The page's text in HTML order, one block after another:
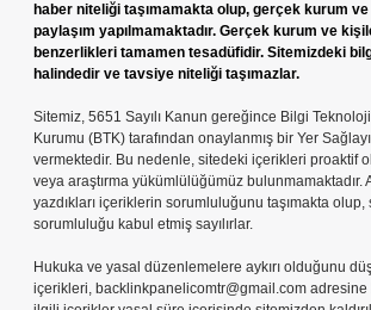
haber niteliği taşımamakta olup, gerçek kurum
paylaşım yapılmamaktadır. Gerçek kurum ve
benzerlikleri tamamen tesadüfidir. Sitemizdeki
halindedir ve tavsiye niteliği taşımazlar.
Sitemiz, 5651 Sayılı Kanun gereğince Bilgi
Kurumu (BTK) tarafından onaylanmış bir Yer
vermektedir. Bu nedenle, sitedeki içerikleri proaktif
veya araştırma yükümlülüğümüz bulunmamaktadır.
yazdıkları içeriklerin sorumluluğunu taşımakta
sorumluluğu kabul etmiş sayılırlar.
Hukuka ve yasal düzenlemelere aykırı olduğunu
içerikleri, backlinkpanelicomtr@gmail.com adresine